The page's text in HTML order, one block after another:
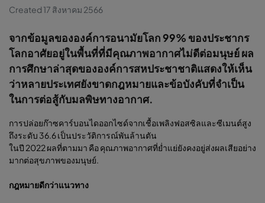
Created 17 สิงหาคม 2566
จากข้อมูลขององค์การอนามัยโลก 99% ของประชากร
โลกอาศัยอยู่ในพื้นที่ที่มีคุณภาพอากาศไม่ดีต่อมนุษย์ ผล
การศึกษาล่าสุดขององค์การสหประชาชาติแสดงให้เห็น
ว่าหลายประเทศยังขาดกฎหมายและข้อบังคับที่จำเป็น
ในการต่อสู้กับมลพิษทางอากาศ.
การปล่อยก๊าซคาร์บอนไดออกไซด์จากเชื้อเพลิงฟอสซิลและซีเมนต์สูง
ถึงระดับ 36.6 เป็นประวัติการณ์พันล้านตัน
ในปี 2022 ผลที่ตามมา คือ คุณภาพอากาศที่ย่ำแย่ยังคงอยู่ส่งผลเสียอย่าง
มากต่อสุขภาพของมนุษย์.
กฎหมายดีกว่าแนวทาง